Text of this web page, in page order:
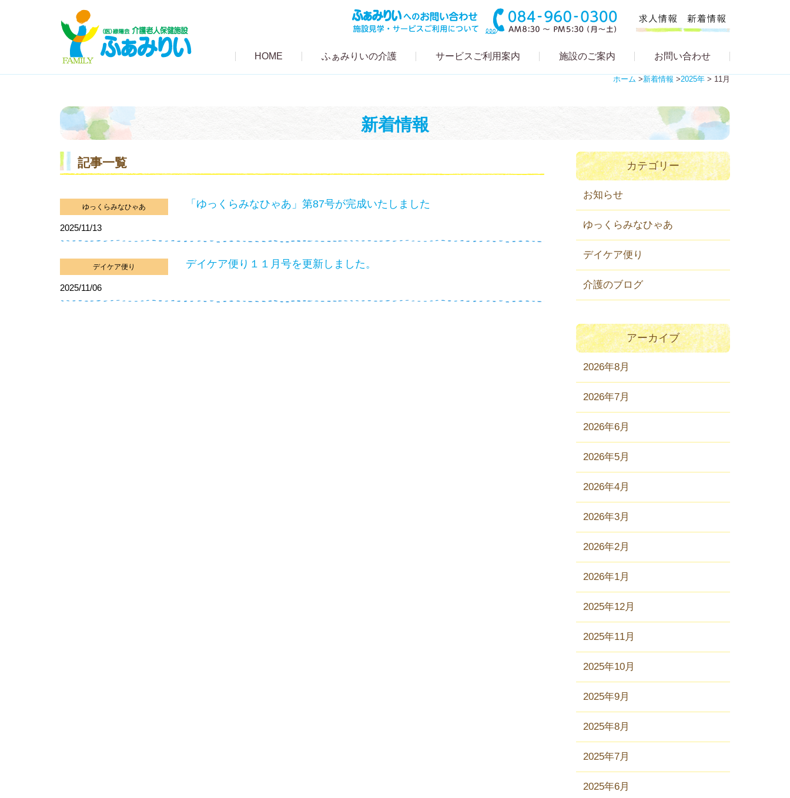
HOME ふぁみりいの介護 サービスご利用案内 施設のご案内 お問い合わせ
ホーム >新着情報 >2025年 > 11月
新着情報
記事一覧
ゆっくらみなひゃあ
2025/11/13
「ゆっくらみなひゃあ」第87号が完成いたしました
デイケア便り
2025/11/06
デイケア便り１１月号を更新しました。
カテゴリー
お知らせ
ゆっくらみなひゃあ
デイケア便り
介護のブログ
アーカイブ
2026年8月
2026年7月
2026年6月
2026年5月
2026年4月
2026年3月
2026年2月
2026年1月
2025年12月
2025年11月
2025年10月
2025年9月
2025年8月
2025年7月
2025年6月